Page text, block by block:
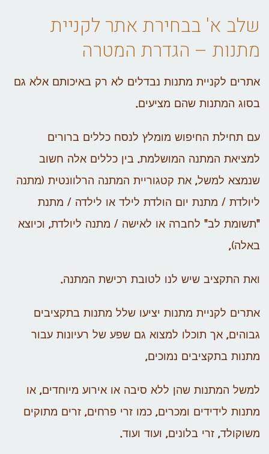
שלב א' בבחירת אתר לקניית
מתנות – הגדרת המטרה
אתרים לקניית מתנות נבדלים לא רק באיכותם אלא גם
בסוג המתנות שהם מציעים.
עם תחילת החיפוש מומלץ לנסח כללים ברורים
למציאת המתנה המושלמת. בין כללים אלה חשוב
שנמצא למשל, את קטגוריית המתנה הרלוונטית (מתנה
ליולדת / מתנת יום הולדת לילד או לילדה / מתנת
"תשומת לב" לחברה או לאישה / מתנה ליולדת, וכיוצא
באלה),
ואת התקציב שיש לנו לטובת רכישת המתנה.
אתרים לקניית מתנות יציעו שלל מתנות בתקציבים
גבוהים, אך תוכלו למצוא גם שפע של רעיונות עבור
מתנות בתקציבים נמוכים,
למשל המתנות שהן ללא סיבה או אירוע מיוחדים, או
מתנות לידידים ומכרים, כמו זרי פרחים, זרים מתוקים
משוקולד, זרי בלונים, ועוד ועוד.